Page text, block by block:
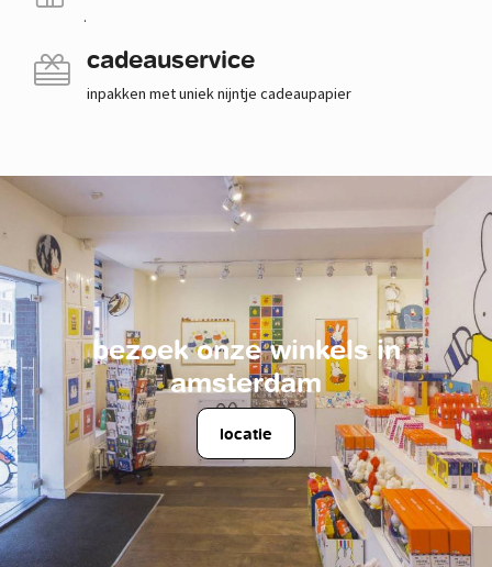
.
cadeauservice
inpakken met uniek nijntje cadeaupapier
bezoek onze winkels in
amsterdam
locatie